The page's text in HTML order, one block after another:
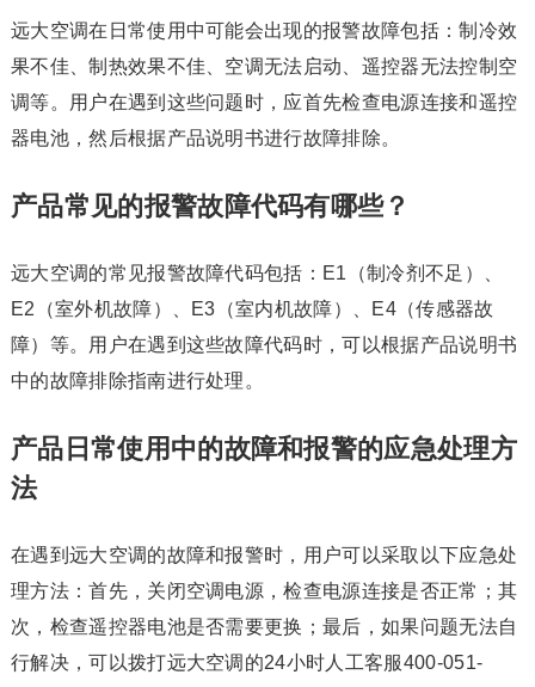
远大空调在日常使用中可能会出现的报警故障包括：制冷效
果不佳、制热效果不佳、空调无法启动、遥控器无法控制空
调等。用户在遇到这些问题时，应首先检查电源连接和遥控
器电池，然后根据产品说明书进行故障排除。
产品常见的报警故障代码有哪些？
远大空调的常见报警故障代码包括：E1（制冷剂不足）、
E2（室外机故障）、E3（室内机故障）、E4（传感器故
障）等。用户在遇到这些故障代码时，可以根据产品说明书
中的故障排除指南进行处理。
产品日常使用中的故障和报警的应急处理方
法
在遇到远大空调的故障和报警时，用户可以采取以下应急处
理方法：首先，关闭空调电源，检查电源连接是否正常；其
次，检查遥控器电池是否需要更换；最后，如果问题无法自
行解决，可以拨打远大空调的24小时人工客服400-051-